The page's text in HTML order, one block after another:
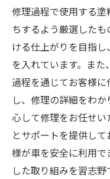
修理過程で使用する
ちするよう厳選した
ける仕上がりを目指
を入れています。ま
過程を通じてお客様
し、修理の詳細をわ
心して修理をお任せ
とサポートを提供し
様が車を安全に利用
した取り組みを習志野